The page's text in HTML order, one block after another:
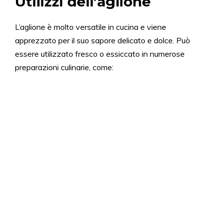
L’aglione è molto versatile in cucina e viene
apprezzato per il suo sapore delicato e dolce. Può
essere utilizzato fresco o essiccato in numerose
preparazioni culinarie, come: